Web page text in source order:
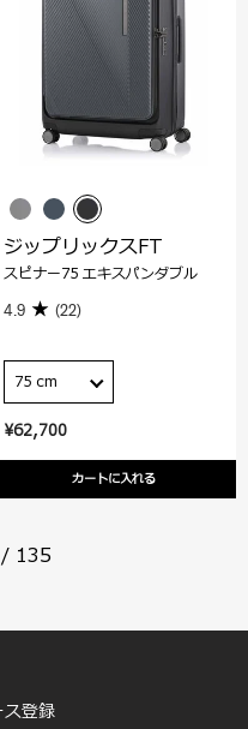
¥62,700
カートに入れる
ジップリックスFT
スピナー75 エキスパンダブル
4.9 (22)
75 cm
/ 135
ス登録